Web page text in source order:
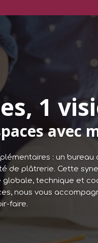
1
avec
: un bureau
plâtrerie. Cette
technique et
nous vous
faire.